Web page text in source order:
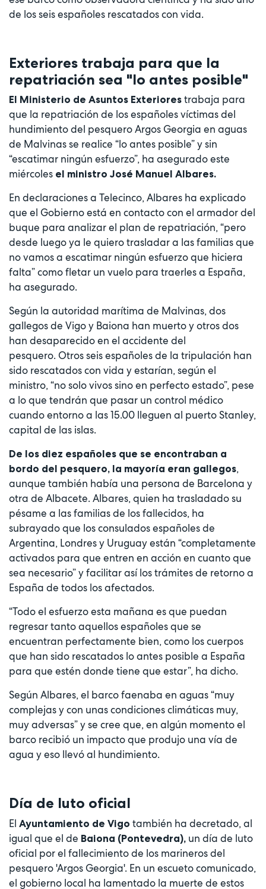
de los seis españoles rescatados con vida.
Exteriores trabaja para que la
repatriación sea "lo antes posible"
El Ministerio de Asuntos Exteriores trabaja para
que la repatriación de los españoles víctimas del
hundimiento del pesquero Argos Georgia en aguas
de Malvinas se realice “lo antes posible” y sin
“escatimar ningún esfuerzo”, ha asegurado este
miércoles el ministro José Manuel Albares.
En declaraciones a Telecinco, Albares ha explicado
que el Gobierno está en contacto con el armador del
buque para analizar el plan de repatriación, “pero
desde luego ya le quiero trasladar a las familias que
no vamos a escatimar ningún esfuerzo que hiciera
falta” como fletar un vuelo para traerles a España,
ha asegurado.
Según la autoridad marítima de Malvinas, dos
gallegos de Vigo y Baiona han muerto y otros dos
han desaparecido en el accidente del
pesquero. Otros seis españoles de la tripulación han
sido rescatados con vida y estarían, según el
ministro, “no solo vivos sino en perfecto estado”, pese
a lo que tendrán que pasar un control médico
cuando entorno a las 15.00 lleguen al puerto Stanley,
capital de las islas.
De los diez españoles que se encontraban a
bordo del pesquero, la mayoría eran gallegos,
aunque también había una persona de Barcelona y
otra de Albacete. Albares, quien ha trasladado su
pésame a las familias de los fallecidos, ha
subrayado que los consulados españoles de
Argentina, Londres y Uruguay están “completamente
activados para que entren en acción en cuanto que
sea necesario” y facilitar así los trámites de retorno a
España de todos los afectados.
“Todo el esfuerzo esta mañana es que puedan
regresar tanto aquellos españoles que se
encuentran perfectamente bien, como los cuerpos
que han sido rescatados lo antes posible a España
para que estén donde tiene que estar”, ha dicho.
Según Albares, el barco faenaba en aguas “muy
complejas y con unas condiciones climáticas muy,
muy adversas” y se cree que, en algún momento el
barco recibió un impacto que produjo una vía de
agua y eso llevó al hundimiento.
Día de luto oficial
El Ayuntamiento de Vigo también ha decretado, al
igual que el de Baiona (Pontevedra), un día de luto
oficial por el fallecimiento de los marineros del
pesquero 'Argos Georgia'. En un escueto comunicado,
el gobierno local ha lamentado la muerte de estos